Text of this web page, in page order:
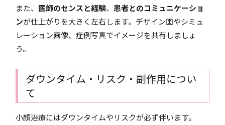
また、 医師のセンスと経験、 患者とのコミュニケーショ
ンが仕上がりを大きく左右します。デザイン画やシミュ
レーション画像、症例写真でイメージを共有しましょ
う。
ダウンタイム・リスク・副作用につい
て
小顔治療にはダウンタイムやリスクが必ず伴います。